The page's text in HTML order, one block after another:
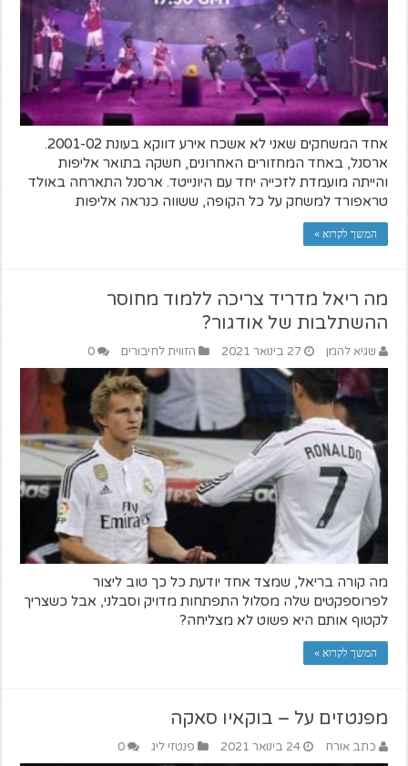
אחד המשחקים שאני לא אשכח אירע דווקא בעונת 2001-02.
ארסנל, באחד המחזורים האחרונים, חשקה בתואר אליפות
והייתה מועמדת לזכייה יחד עם היונייטד. ארסנל התארחה באולד
טראפורד למשחק על כל הקופה, ששווה כנראה אליפות
המשך לקרוא »
מה ריאל מדריד צריכה ללמוד מחוסר
ההשתלבות של אודגור?
שגיא להמן 27 בינואר 2021 הזווית לחיבורים 0
מה קורה בריאל, שמצד אחד יודעת כל כך טוב ליצור
לפרוספקטים שלה מסלול התפתחות מדויק וסבלני, אבל כשצריך
לקטוף אותם היא פשוט לא מצליחה?
המשך לקרוא »
מפנטזים על – בוקאיו סאקה
כתב אורח 24 בינואר 2021 פנטזי ליג 0